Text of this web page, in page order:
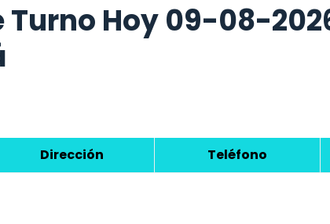
Turno Hoy 09-08-
Dirección Teléfono